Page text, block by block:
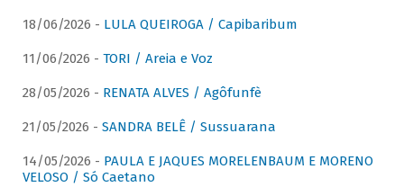
18/06/2026 - LULA QUEIROGA / Capibaribum
11/06/2026 - TORI / Areia e Voz
28/05/2026 - RENATA ALVES / Agôfunfè
21/05/2026 - SANDRA BELÊ / Sussuarana
14/05/2026 - PAULA E JAQUES MORELENBAUM E MORENO
VELOSO / Só Caetano